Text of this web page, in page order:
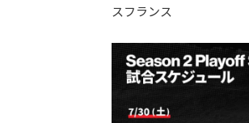
スフランス